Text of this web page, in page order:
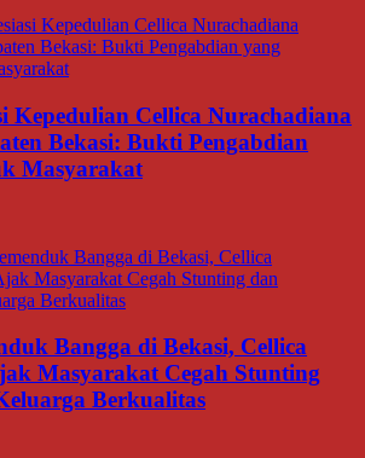
Kepedulian Cellica Nurachadiana
Bekasi: Bukti Pengabdian
Masyarakat
Bangga di Bekasi, Cellica
Masyarakat Cegah Stunting
Berkualitas